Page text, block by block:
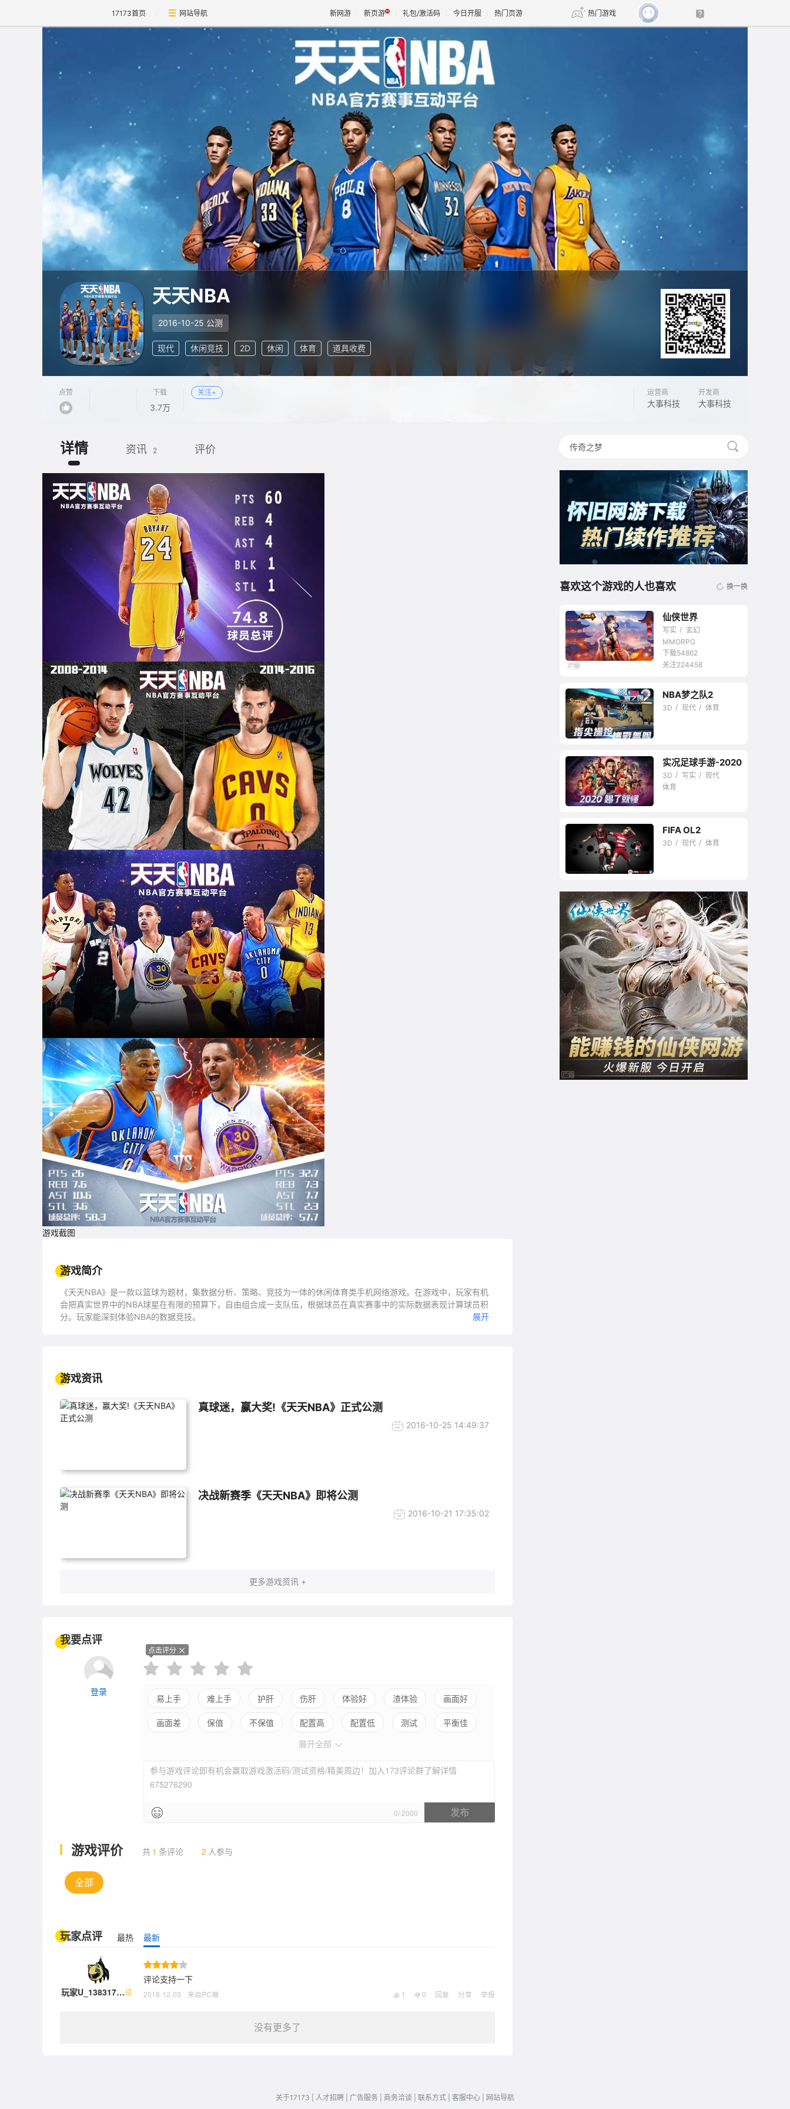
17173首页 网站导航 新网游 新页游 礼包/激活码 今日开服 热门页游 热门游戏
王权与自由 诛仙世界 新仙侠5
天天NBA
2016-10-25 公测
现代 休闲竞技 2D 休闲 体育 道具收费
点赞 下载
3.7万
关注+ 运营商
大事科技
开发商
大事科技
详情 资讯 2 评价
游戏截图
游戏简介
《天天NBA》是一款以篮球为题材，集数据分析、策略、竞技为一体的休闲体育类手机网络游戏。在游戏中，玩家有机
会把真实世界中的NBA球星在有限的预算下，自由组合成一支队伍，根据球员在真实赛事中的实际数据表现计算球员积
分。玩家能深刻体验NBA的数据竞技。
展开
游戏资讯
真球迷，赢大奖!《天天NBA》正式公测
2016-10-25 14:49:37
决战新赛季《天天NBA》即将公测
2016-10-21 17:35:02
更多游戏资讯 +
我要点评
登录
点击评分
易上手 难上手 护肝 伤肝 体验好 渣体验 画面好
画面差 保值 不保值 配置高 配置低 测试 平衡佳
展开全部
参与游戏评论即有机会赢取游戏激活码/测试资格/精美周边！加入173评论群了解详情
675276290
0/ 2000 发布
游戏评价 共 1 条评论 2 人参与
全部
玩家点评 最热 最新
玩家U_138317…
评论支持一下
2018-12-03 来自PC端 1 0 回复 分享 举报
没有更多了
喜欢这个游戏的人也喜欢 换一换
仙侠世界
写实
玄幻
MMORPG
下载54862
关注224458
NBA梦之队2
3D 现代 体育
实况足球手游-2020
3D 写实
现代
体育
FIFA OL2
3D 现代 体育
关于17173 人才招聘 广告服务 商务洽谈 联系方式 客服中心
网站导航